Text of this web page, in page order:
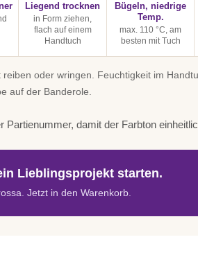
Liegend trocknen
in Form ziehen,
flach auf einem
Handtuch
Bügeln, niedrige
Temp.
max. 110 °C, am
besten mit Tuch
oder wringen. Feuchtigkeit im
auf der Banderole.
damit der Farbton
Lieblingsprojekt starten.
Jetzt in den Warenkorb.